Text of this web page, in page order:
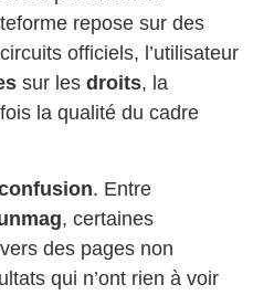
repose sur des
officiels, l’utilisateur
sur les droits, la
la qualité du cadre
. Entre
, certaines
des pages non
qui n’ont rien à voir